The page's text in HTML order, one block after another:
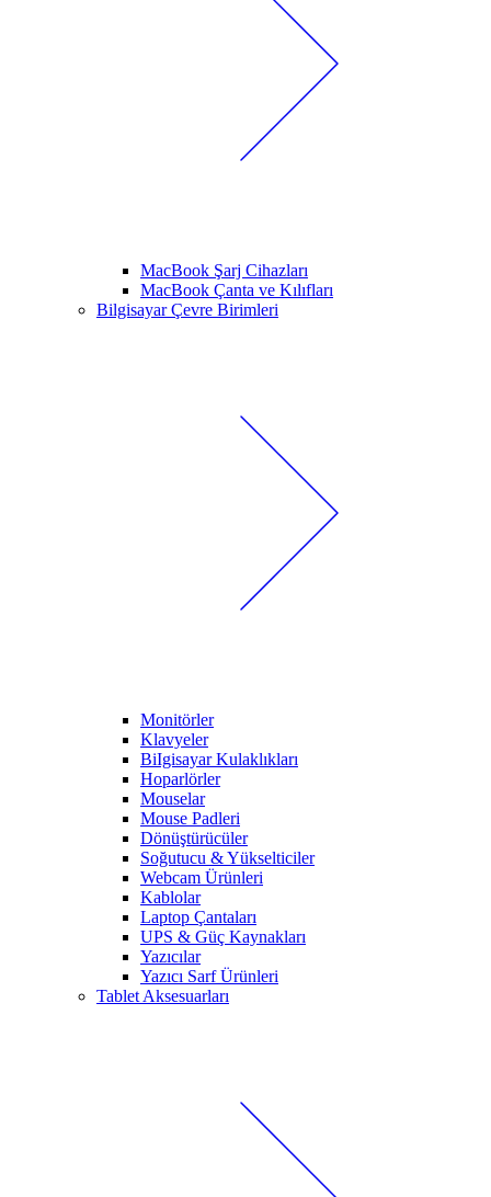
MacBook Şarj Cihazları
MacBook Çanta ve Kılıfları
Bilgisayar Çevre Birimleri
Monitörler
Klavyeler
BiIgisayar Kulaklıkları
Hoparlörler
Mouselar
Mouse Padleri
Dönüştürücüler
Soğutucu & Yükselticiler
Webcam Ürünleri
Kablolar
Laptop Çantaları
UPS & Güç Kaynakları
Yazıcılar
Yazıcı Sarf Ürünleri
Tablet Aksesuarları